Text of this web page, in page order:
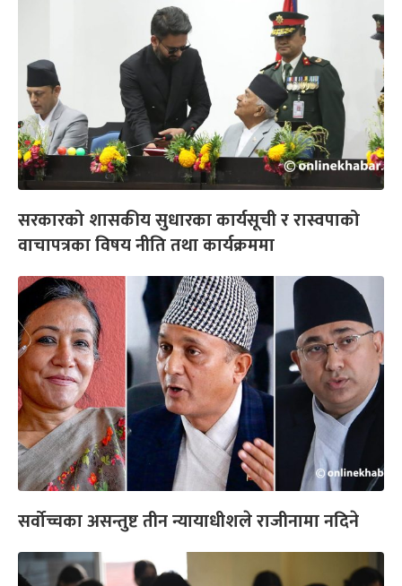
सरकारको शासकीय सुधारका कार्यसूची र रास्वपाको
वाचापत्रका विषय नीति तथा कार्यक्रममा
सर्वोच्चका असन्तुष्ट तीन न्यायाधीशले राजीनामा नदिने